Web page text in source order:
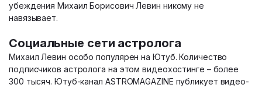
убеждения Михаил Борисович Левин никому не
навязывает.
Социальные сети астролога
Михаил Левин особо популярен на Ютуб. Количество
подписчиков астролога на этом видеохостинге – более
300 тысяч. Ютуб-канал ASTROMAGAZINE публикует видео-